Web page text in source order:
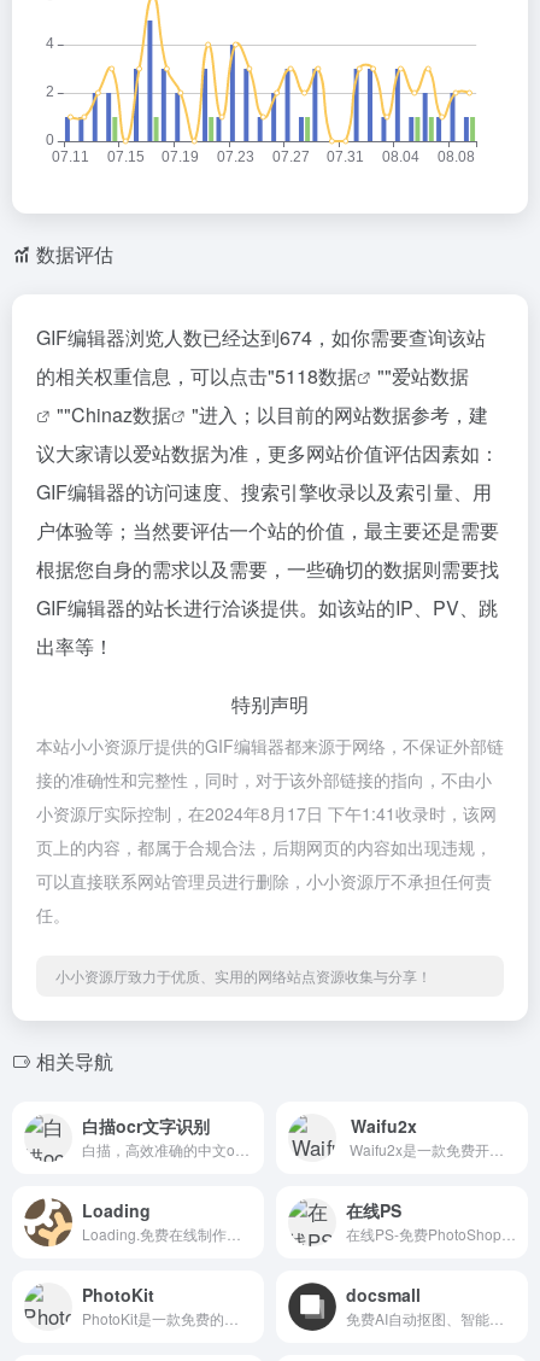
数据评估
GIF编辑器浏览人数已经达到674，如你需要查询该站
的相关权重信息，可以点击"5118数据 ""爱站数据
""Chinaz数据
"进入；以目前的网站数据参考，建
议大家请以爱站数据为准，更多网站价值评估因素如：
GIF编辑器的访问速度、搜索引擎收录以及索引量、用
户体验等；当然要评估一个站的价值，最主要还是需要
根据您自身的需求以及需要，一些确切的数据则需要找
GIF编辑器的站长进行洽谈提供。如该站的IP、PV、跳
出率等！
特别声明
本站小小资源厅提供的GIF编辑器都来源于网络，不保证外部链
接的准确性和完整性，同时，对于该外部链接的指向，不由小
小资源厅实际控制，在2024年8月17日 下午1:41收录时，该网
页上的内容，都属于合规合法，后期网页的内容如出现违规，
可以直接联系网站管理员进行删除，小小资源厅不承担任何责
任。
小小资源厅致力于优质、实用的网络站点资源收集与分享！
相关导航
白描ocr文字识别 Waifu2x
Loading 在线PS
PhotoKit docsmall